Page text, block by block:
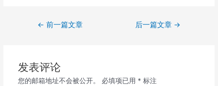
← 前一篇文章 后一篇文章 →
发表评论
您的邮箱地址不会被公开。 必填项已用 * 标注